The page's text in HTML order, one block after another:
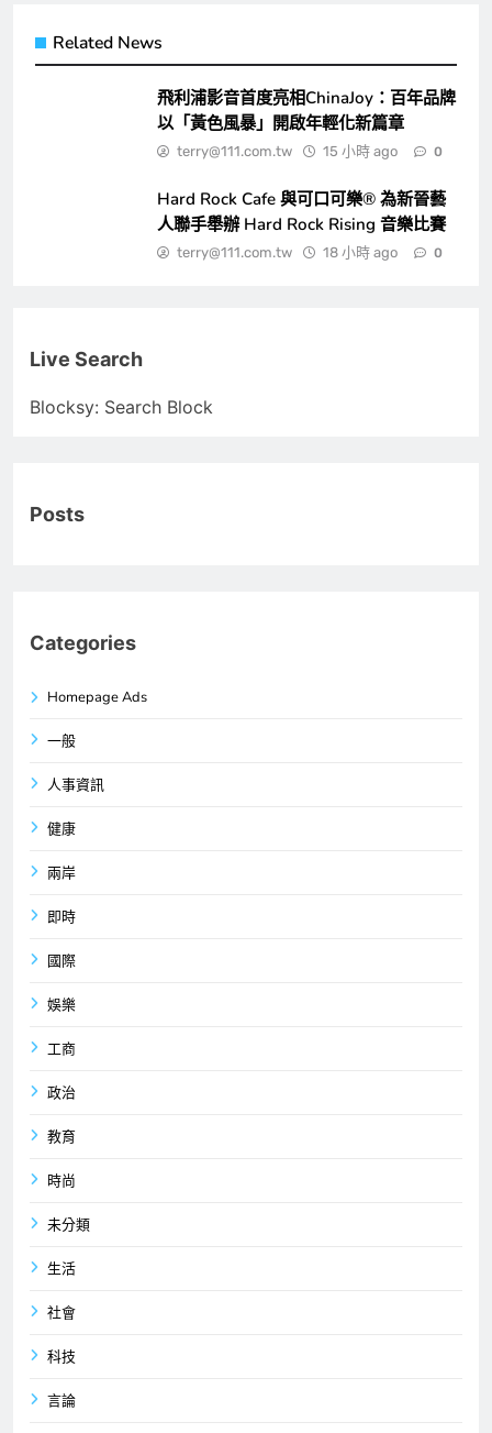
Related News
飛利浦影音首度亮相ChinaJoy：百年品牌
以「黃色風暴」開啟年輕化新篇章
terry@111.com.tw 15 小時 ago 0
Hard Rock Cafe 與可口可樂® 為新晉藝
人聯手舉辦 Hard Rock Rising 音樂比賽
terry@111.com.tw 18 小時 ago 0
Live Search
Blocksy: Search Block
Posts
Categories
Homepage Ads
一般
人事資訊
健康
兩岸
即時
國際
娛樂
工商
政治
教育
時尚
未分類
生活
社會
科技
言論